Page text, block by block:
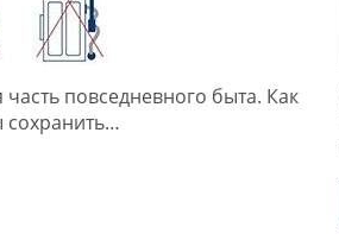
повседневного быта. Как
сохранить…